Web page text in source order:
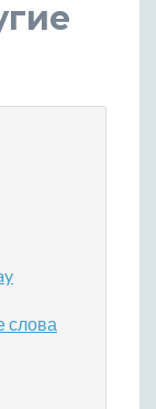
слова